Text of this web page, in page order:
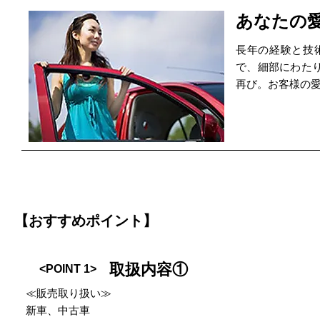
あなたの
長年の経験と技
で、細部にわた
再び。お客様の
【おすすめポイント】
<POINT 1> 取扱内容①
≪販売取り扱い≫
新車、中古車